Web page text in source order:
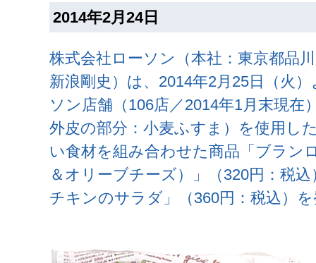
2014年2月24日
株式会社ローソン（本社：東京都品
新浪剛史）は、2014年2月25日（火
ソン店舗（106店／2014年1月末現在
外皮の部分：小麦ふすま）を使用し
い食材を組み合わせた商品「ブラン
＆オリーブチーズ）」（320円：税
チキンのサラダ」（360円：税込）